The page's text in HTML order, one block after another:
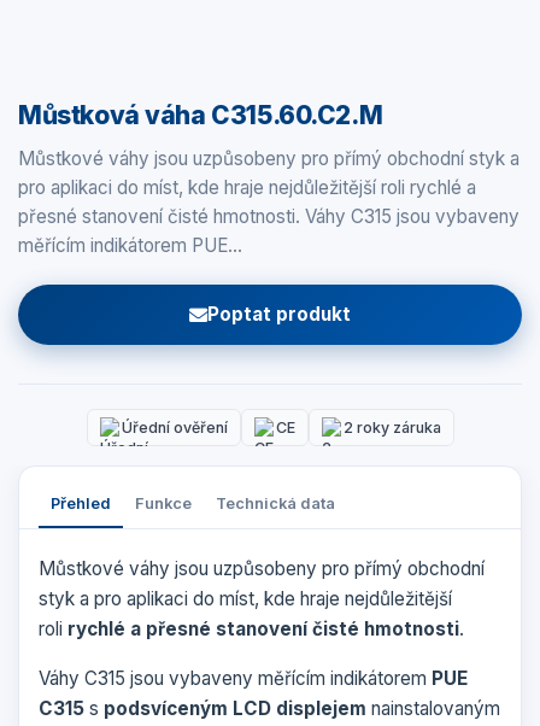
Můstková váha C315.60.C2.M
Můstkové váhy jsou uzpůsobeny pro přímý obchodní styk a
pro aplikaci do míst, kde hraje nejdůležitější roli rychlé a
přesné stanovení čisté hmotnosti. Váhy C315 jsou vybaveny
měřícím indikátorem PUE…
Poptat produkt
Úřední ověření CE 2 roky záruka
Přehled Funkce Technická data
Můstkové váhy jsou uzpůsobeny pro přímý obchodní
styk a pro aplikaci do míst, kde hraje nejdůležitější
roli rychlé a přesné stanovení čisté hmotnosti.
Váhy C315 jsou vybaveny měřícím indikátorem PUE
C315 s podsvíceným LCD displejem nainstalovaným